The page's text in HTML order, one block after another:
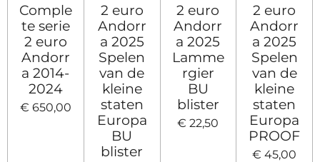
Comple
te serie
2 euro
Andorr
a 2014-
2024
€ 650,00
2 euro
Andorr
a 2025
Spelen
van de
kleine
staten
Europa
BU
blister
2 euro
Andorr
a 2025
Lamme
rgier
BU
blister
€ 22,50
2 euro
Andorr
a 2025
Spelen
van de
kleine
staten
Europa
PROOF
€ 45,00